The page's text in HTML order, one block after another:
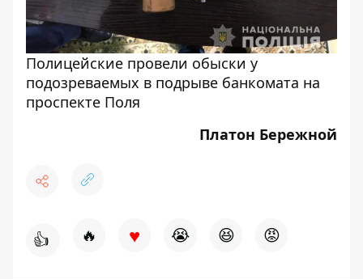
Полицейские провели обыски у
подозреваемых в подрыве банкомата на
проспекте Поля
Платон Бережной
👍 🔥 ♥ 😭 😆 😡